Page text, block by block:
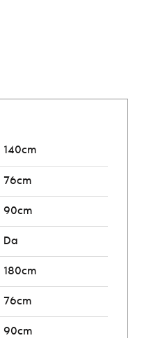
140cm
76cm
90cm
Da
180cm
76cm
90cm